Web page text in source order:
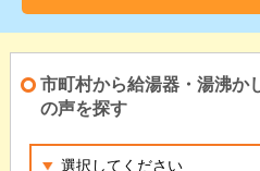
市町村から給湯器・湯沸か
の声を探す